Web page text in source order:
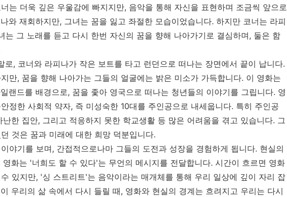
는 더욱 깊은 우울감에 빠지지만, 음악을 통해 자신을 표현하며 조금씩 앞으로
와 재회하지만, 그녀는 꿈을 잃고 좌절한 모습이었습니다. 하지만 코너는 라피
는 그 노래를 듣고 다시 한번 자신의 꿈을 향해 나아가기로 결심하며, 둘은 함
로, 코너와 라피나가 작은 보트를 타고 런던으로 떠나는 장면에서 끝이 납니다.
만, 꿈을 향해 나아가는 그들의 얼굴에는 밝은 미소가 가득합니다. 이 영화는
랜드를 배경으로, 꿈을 좇아 영국으로 떠나는 청년들의 이야기를 그립니다. 영
정한 사회적 약자, 즉 미성숙한 10대를 주인공으로 내세웁니다. 특히 주인공
한 집안, 그리고 적응하지 못한 학교생활 등 많은 어려움을 겪고 있습니다. 그
것은 꿈과 미래에 대한 희망 덕분입니다.
야기를 보며, 간접적으로나마 그들의 도전과 성장을 경험하게 됩니다. 현실의
화는 '너희도 할 수 있다'는 무언의 메시지를 전달합니다. 시간이 흐르면 영화
있지만, '싱 스트리트'는 음악이라는 매개체를 통해 우리 일상에 깊이 자리 잡
우리의 삶 속에서 다시 들릴 때, 영화와 현실의 경계는 흐려지고 우리는 다시